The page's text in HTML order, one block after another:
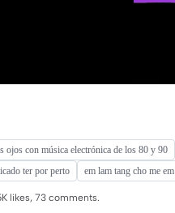
ojos con música electrónica de los 80 y 90
ter por perto
em lam tang cho me em
likes, 73 comments.